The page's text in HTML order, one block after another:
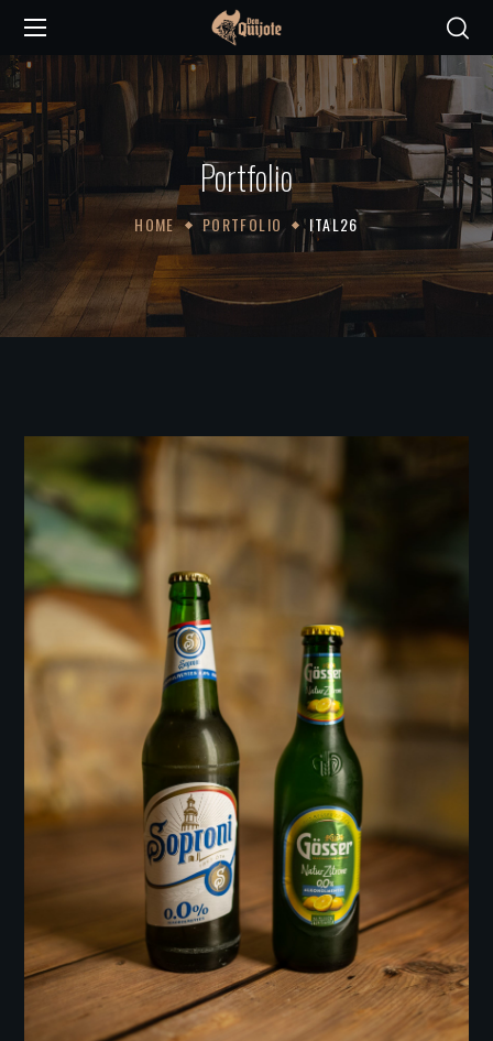
Portfolio
HOME PORTFOLIO ITAL26